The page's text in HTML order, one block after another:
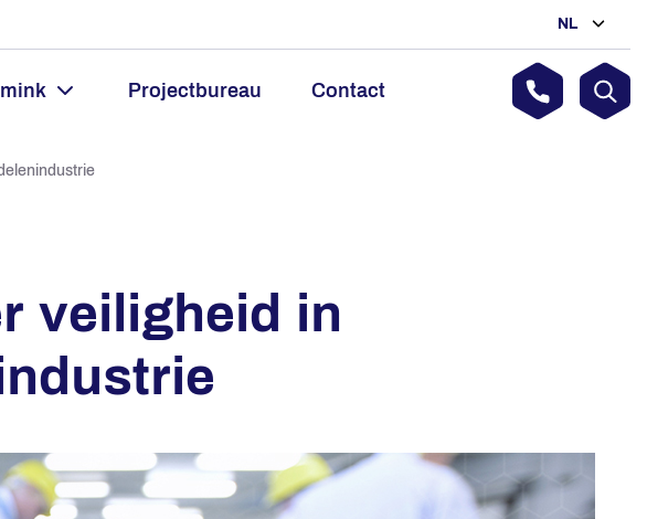
NL
Projectbureau Contact
veiligheid in